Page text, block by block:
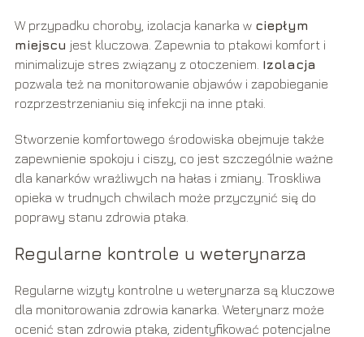
W przypadku choroby, izolacja kanarka w ciepłym
miejscu jest kluczowa. Zapewnia to ptakowi komfort i
minimalizuje stres związany z otoczeniem. Izolacja
pozwala też na monitorowanie objawów i zapobieganie
rozprzestrzenianiu się infekcji na inne ptaki.
Stworzenie komfortowego środowiska obejmuje także
zapewnienie spokoju i ciszy, co jest szczególnie ważne
dla kanarków wrażliwych na hałas i zmiany. Troskliwa
opieka w trudnych chwilach może przyczynić się do
poprawy stanu zdrowia ptaka.
Regularne kontrole u weterynarza
Regularne wizyty kontrolne u weterynarza są kluczowe
dla monitorowania zdrowia kanarka. Weterynarz może
ocenić stan zdrowia ptaka, zidentyfikować potencjalne